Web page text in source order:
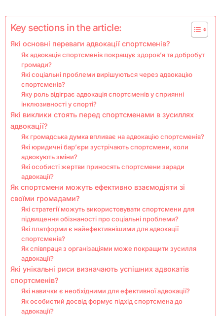
Key sections in the article:
Які основні переваги адвокації спортсменів?
Як адвокація спортсменів покращує здоров’я та добробут
громади?
Які соціальні проблеми вирішуються через адвокацію
спортсменів?
Яку роль відіграє адвокація спортсменів у сприянні
інклюзивності у спорті?
Які виклики стоять перед спортсменами в зусиллях
адвокації?
Як громадська думка впливає на адвокацію спортсменів?
Які юридичні бар’єри зустрічають спортсмени, коли
адвокують зміни?
Які особисті жертви приносять спортсмени заради
адвокації?
Як спортсмени можуть ефективно взаємодіяти зі
своїми громадами?
Які стратегії можуть використовувати спортсмени для
підвищення обізнаності про соціальні проблеми?
Які платформи є найефективнішими для адвокації
спортсменів?
Як співпраця з організаціями може покращити зусилля
адвокації?
Які унікальні риси визначають успішних адвокатів
спортсменів?
Які навички є необхідними для ефективної адвокації?
Як особистий досвід формує підхід спортсмена до
адвокації?